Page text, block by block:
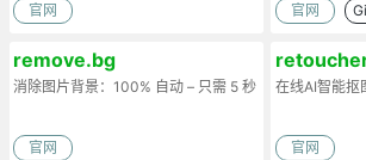
官网 官网
remove.bg
消除图片背景：100% 自动 – 只需 5 秒
官网
在线AI智能抠
官网